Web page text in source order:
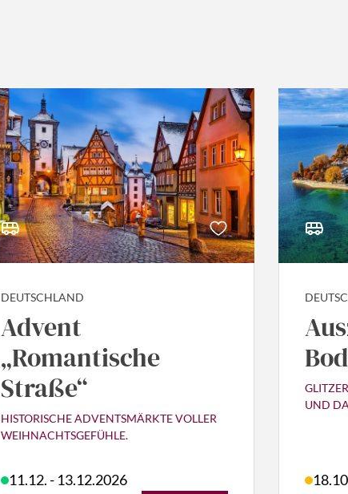
DEUTSCHLAND
Advent
„Romantische
Straße“
HISTORISCHE ADVENTSMÄRKTE VOLLER
WEIHNACHTSGEFÜHLE.
11.12. - 13.12.2026
UND